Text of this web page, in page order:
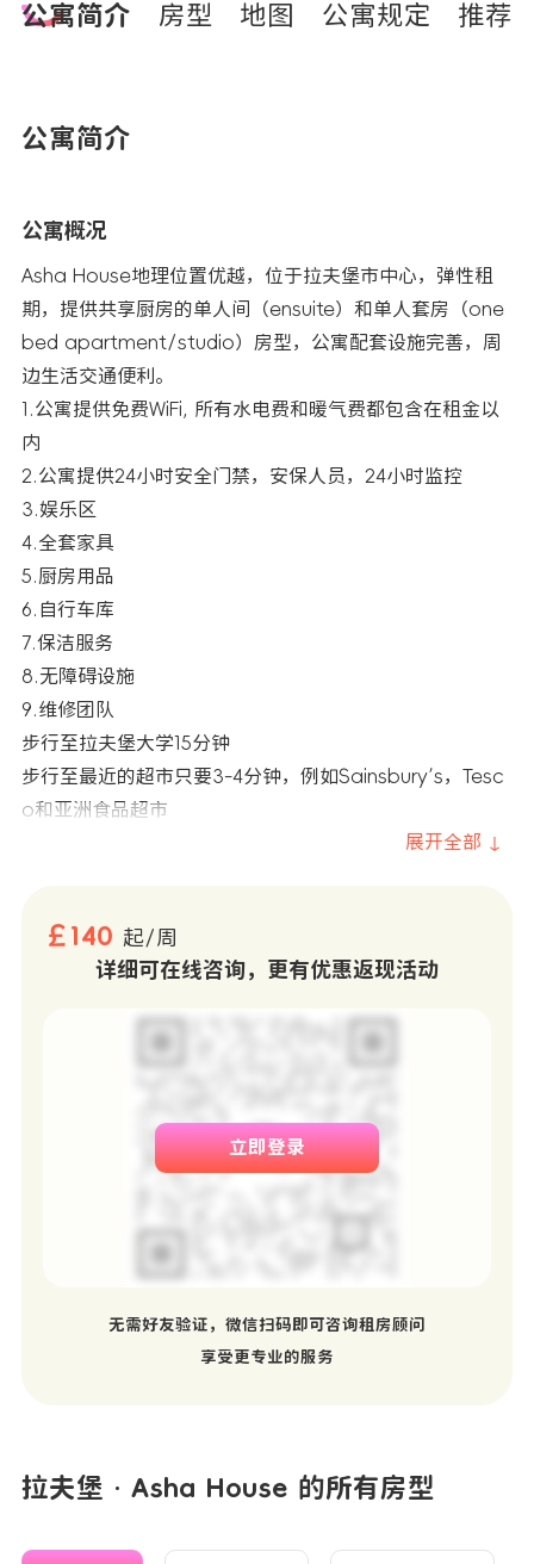
公寓简介 房型 地图 公寓规定 推荐
公寓简介
公寓概况
Asha House地理位置优越，位于拉夫堡市中心，弹性租
期，提供共享厨房的单人间（ensuite）和单人套房（one
bed apartment/studio）房型，公寓配套设施完善，周
边生活交通便利。
1.公寓提供免费WiFi, 所有水电费和暖气费都包含在租金以
内
2.公寓提供24小时安全门禁，安保人员，24小时监控
3.娱乐区
4.全套家具
5.厨房用品
6.自行车库
7.保洁服务
8.无障碍设施
9.维修团队
步行至拉夫堡大学15分钟
步行至最近的超市只要3-4分钟，例如Sainsbury’s，Tesc
o和亚洲食品超市
展开全部 ↓
￡140 起/周
详细可在线咨询，更有优惠返现活动
立即登录
无需好友验证，微信扫码即可咨询租房顾问
享受更专业的服务
拉夫堡 · Asha House 的所有房型